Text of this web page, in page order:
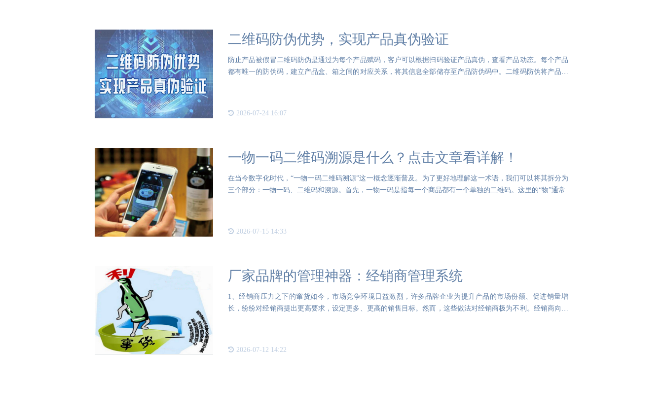
二维码防伪优势，实现产品真伪验证
防止产品被假冒二维码防伪是通过为每个产品赋码，客户可以根据扫码验证产品真伪，查看产品动态。每个产品
都有唯一的防伪码，建立产品盒、箱之间的对应关系，将其信息全部储存至产品防伪码中。二维码防伪将产品做
2026-07-24 16:07
一物一码二维码溯源是什么？点击文章看详解！
在当今数字化时代，“一物一码二维码溯源”这一概念逐渐普及。为了更好地理解这一术语，我们可以将其拆分为
三个部分：一物一码、二维码和溯源。首先，一物一码是指每一个商品都有一个单独的二维码。这里的“物”通常
2026-07-15 14:33
厂家品牌的管理神器：经销商管理系统
1、经销商压力之下的窜货如今，市场竞争环境日益激烈，许多品牌企业为提升产品的市场份额、促进销量增
长，纷纷对经销商提出更高要求，设定更多、更高的销售目标。然而，这些做法对经销商极为不利。经销商向厂
2026-07-12 14:22